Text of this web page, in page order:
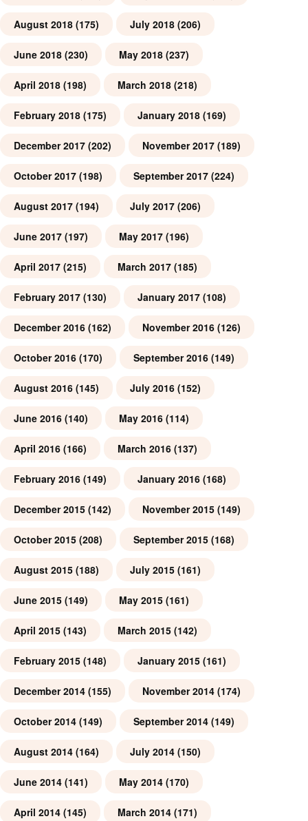
August 2018 (175) July 2018 (206)
June 2018 (230) May 2018 (237)
April 2018 (198) March 2018 (218)
February 2018 (175) January 2018 (169)
December 2017 (202) November 2017 (189)
October 2017 (198) September 2017 (224)
August 2017 (194) July 2017 (206)
June 2017 (197) May 2017 (196)
April 2017 (215) March 2017 (185)
February 2017 (130) January 2017 (108)
December 2016 (162) November 2016 (126)
October 2016 (170) September 2016 (149)
August 2016 (145) July 2016 (152)
June 2016 (140) May 2016 (114)
April 2016 (166) March 2016 (137)
February 2016 (149) January 2016 (168)
December 2015 (142) November 2015 (149)
October 2015 (208) September 2015 (168)
August 2015 (188) July 2015 (161)
June 2015 (149) May 2015 (161)
April 2015 (143) March 2015 (142)
February 2015 (148) January 2015 (161)
December 2014 (155) November 2014 (174)
October 2014 (149) September 2014 (149)
August 2014 (164) July 2014 (150)
June 2014 (141) May 2014 (170)
April 2014 (145) March 2014 (171)